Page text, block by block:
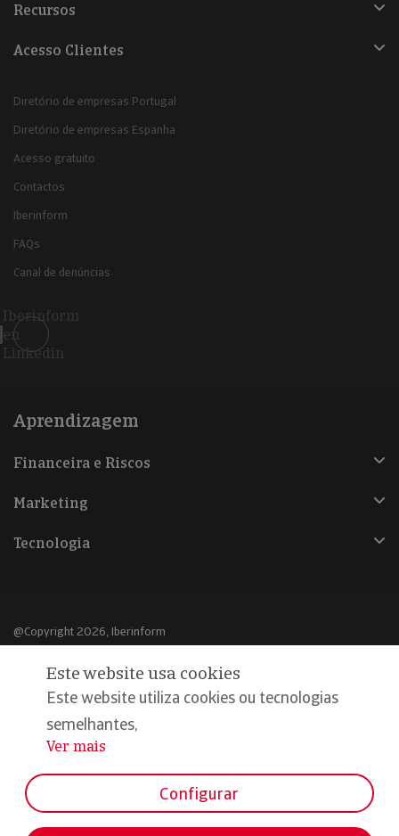
Recursos
Acesso Clientes
Diretório de empresas Portugal
Diretório de empresas Espanha
Acesso gratuito
Contactos
Iberinform
FAQs
Canal de denúncias
Iberinform
en
Linkedin
Aprendizagem
Financeira e Riscos
Marketing
Tecnologia
@Copyright 2026, Iberinform
Aviso legal
Política de cookies
Declaração de privacidade
Este website usa cookies
Este website utiliza cookies ou tecnologias
semelhantes,
...
Ver mais
Configurar